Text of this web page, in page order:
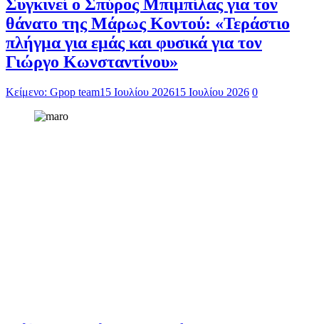
Συγκινεί ο Σπύρος Μπιμπίλας για τον
θάνατο της Μάρως Κοντού: «Τεράστιο
πλήγμα για εμάς και φυσικά για τον
Γιώργο Κωνσταντίνου»
Κείμενο: Gpop team15 Ιουλίου 202615 Ιουλίου 2026 0